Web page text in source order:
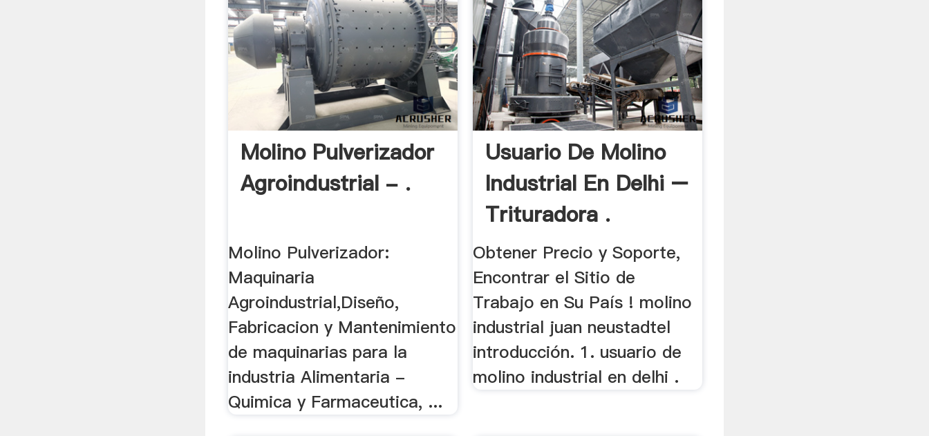
Molino Pulverizador
Agroindustrial - .
Molino Pulverizador:
Maquinaria
Agroindustrial,Diseño,
Fabricacion y Mantenimiento
de maquinarias para la
industria Alimentaria -
Quimica y Farmaceutica, ...
Usuario De Molino
Industrial En Delhi –
Trituradora .
Obtener Precio y Soporte,
Encontrar el Sitio de
Trabajo en Su País ! molino
industrial juan neustadtel
introducción. 1. usuario de
molino industrial en delhi .